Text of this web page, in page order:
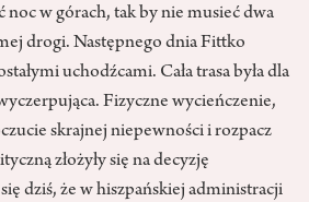
noc w górach, tak by nie musieć dwa
drogi. Następnego dnia Fittko
uchodźcami. Cała trasa była dla
Fizyczne wycieńczenie,
skrajnej niepewności i rozpacz
złożyły się na decyzję
dziś, że w hiszpańskiej administracji